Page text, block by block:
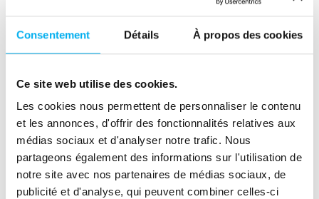
Consentement Détails À propos des cookies
Ce site web utilise des cookies.
Les cookies nous permettent de personnaliser le contenu
et les annonces, d'offrir des fonctionnalités relatives aux
médias sociaux et d'analyser notre trafic. Nous
partageons également des informations sur l'utilisation de
notre site avec nos partenaires de médias sociaux, de
publicité et d'analyse, qui peuvent combiner celles-ci
Quels KPI commerciaux
définir pour optimiser sa
performance
commerciale ?
Les indicateurs de prospection